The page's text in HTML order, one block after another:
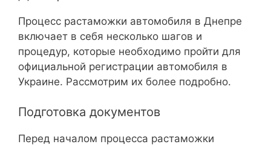
Процесс растаможки автомобиля в Днепре
включает в себя несколько шагов и
процедур, которые необходимо пройти для
официальной регистрации автомобиля в
Украине. Рассмотрим их более подробно.
Подготовка документов
Перед началом процесса растаможки